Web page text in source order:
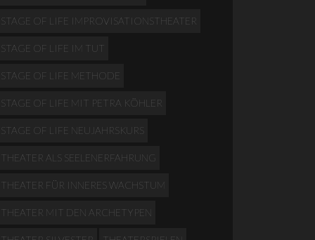
STAGE OF LIFE IMPROVISATIONSTHEATER
STAGE OF LIFE IM TUT
STAGE OF LIFE METHODE
STAGE OF LIFE MIT PETRA KÖHLER
STAGE OF LIFE NEUJAHRSKURS
THEATER ALS SEELENERFAHRUNG
THEATER FÜR INNERES WACHSTUM
THEATER MIT DEN ARCHETYPEN